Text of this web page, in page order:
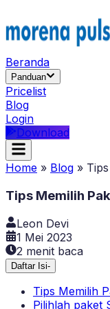
Beranda
Panduan
Pricelist
Blog
Login
Download
Home » Blog »
Tips Memilih
Leon Devi
1 Mei 2023
2 menit baca
Daftar Isi-
Tips Memilih
Pilihlah paket